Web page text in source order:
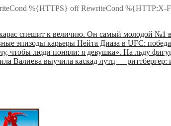
%{HTTPS} off RewriteCond
спешит к величию. Он самый молодой №1
эпизоды карьеры Нейта Диаза в UFC:
чтобы люди поняли: я девушка». На льду
Валиева выучила каскад лутц — риттбергер: